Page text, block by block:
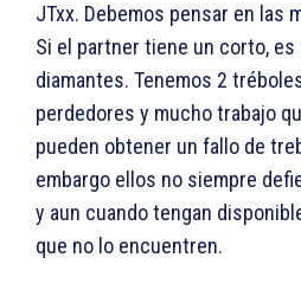
JTxx. Debemos pensar en las
Si el partner tiene un corto, es
diamantes. Tenemos 2
perdedores y mucho trabajo
pueden obtener un fallo de
embargo ellos no siempre
y aun cuando tengan
que no lo encuentren.